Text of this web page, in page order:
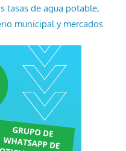
tasas de agua potable,
municipal y mercados